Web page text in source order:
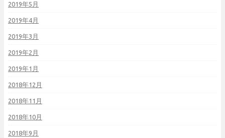
2019年5月
2019年4月
2019年3月
2019年2月
2019年1月
2018年12月
2018年11月
2018年10月
2018年9月